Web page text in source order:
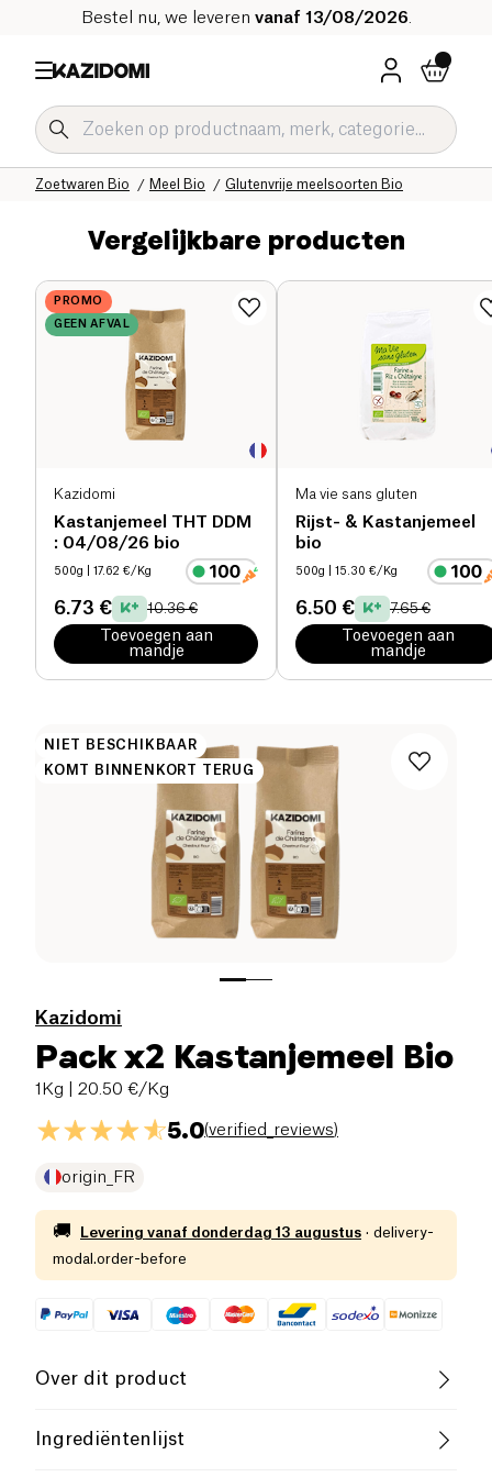
Bestel nu, we leveren vanaf 13/08/2026
Glutenvrije meelsoorten Bio
Meel Bio
Zoetwaren Bio
Onze biologische catalogus
Home
Vergelijkbare producten
PROMO
GEEN AFVAL
Kazidomi
Kastanjemeel THT DDM
: 04/08/26 bio
500g | 17.62 €/Kg
6.73 € 10.36 €
Toevoegen aan
mandje
Ma vie sans gluten
Rijst- & Kastanjemeel
bio
500g | 15.30 €/Kg
6.50 € 7.65 €
Toevoegen aan
mandje
NIET BESCHIKBAAR
KOMT BINNENKORT TERUG
Kazidomi
Pack x2 Kastanjemeel Bio
1Kg | 20.50 €/Kg
5.0(verified_reviews)
origin_FR
🚚 Levering vanaf donderdag 13 augustus · delivery-
modal.order-before
Over dit product
Vegan Biologisch
Ingrediëntenlijst